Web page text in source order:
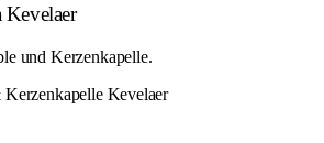
und Kerzenkapelle.
Kevelaer